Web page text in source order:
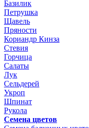
Базилик
Петрушка
Щавель
Пряности
Кориандр Кинза
Стевия
Горчица
Салаты
Лук
Сельдерей
Укроп
Шпинат
Рукола
Семена цветов